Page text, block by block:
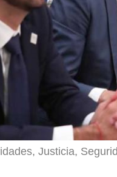
Justicia,